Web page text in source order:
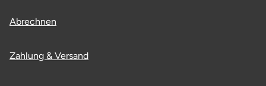
Abrechnen
Zahlung & Versand